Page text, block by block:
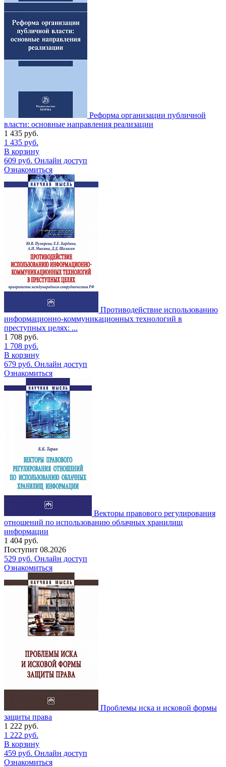
Реформа организации публичной
власти: основные направления реализации
1 435 руб.
1 435 руб.
В корзину
609 руб. Онлайн доступ
Ознакомиться
Противодействие использованию
информационно-коммуникационных технологий в
преступных целях: ...
1 708 руб.
1 708 руб.
В корзину
679 руб. Онлайн доступ
Ознакомиться
Векторы правового регулирования
отношений по использованию облачных хранилищ
информации
1 404 руб.
Поступит 08.2026
529 руб. Онлайн доступ
Ознакомиться
Проблемы иска и исковой формы
защиты права
1 222 руб.
1 222 руб.
В корзину
459 руб. Онлайн доступ
Ознакомиться